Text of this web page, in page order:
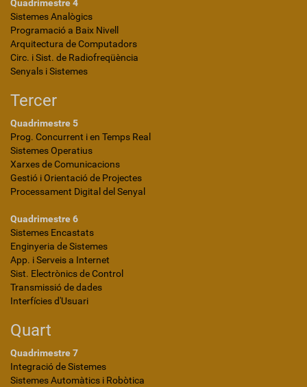
Quadrimestre 4
Sistemes Analògics
Programació a Baix Nivell
Arquitectura de Computadors
Circ. i Sist. de Radiofreqüència
Senyals i Sistemes
Tercer
Quadrimestre 5
Prog. Concurrent i en Temps Real
Sistemes Operatius
Xarxes de Comunicacions
Gestió i Orientació de Projectes
Processament Digital del Senyal
Quadrimestre 6
Sistemes Encastats
Enginyeria de Sistemes
App. i Serveis a Internet
Sist. Electrònics de Control
Transmissió de dades
Interfícies d'Usuari
Quart
Quadrimestre 7
Integració de Sistemes
Sistemes Automàtics i Robòtica